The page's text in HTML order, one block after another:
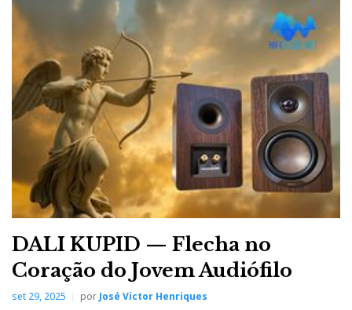
DALI KUPID — Flecha no
Coração do Jovem Audiófilo
set 29, 2025 por José Victor Henriques